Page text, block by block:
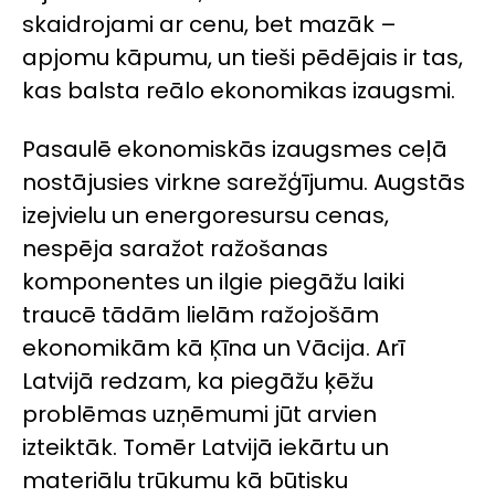
skaidrojami ar cenu, bet mazāk –
apjomu kāpumu, un tieši pēdējais ir tas,
kas balsta reālo ekonomikas izaugsmi.
Pasaulē ekonomiskās izaugsmes ceļā
nostājusies virkne sarežģījumu. Augstās
izejvielu un energoresursu cenas,
nespēja saražot ražošanas
komponentes un ilgie piegāžu laiki
traucē tādām lielām ražojošām
ekonomikām kā Ķīna un Vācija. Arī
Latvijā redzam, ka piegāžu ķēžu
problēmas uzņēmumi jūt arvien
izteiktāk. Tomēr Latvijā iekārtu un
materiālu trūkumu kā būtisku